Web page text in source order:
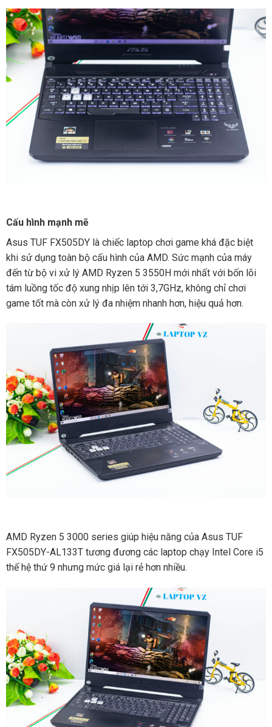
Cấu hình mạnh mẽ
Asus TUF FX505DY là chiếc laptop chơi game khá đặc biệt
khi sử dụng toàn bộ cấu hình của AMD. Sức mạnh của máy
đến từ bộ vi xử lý AMD Ryzen 5 3550H mới nhất với bốn lõi
tám luồng tốc độ xung nhịp lên tới 3,7GHz, không chỉ chơi
game tốt mà còn xử lý đa nhiệm nhanh hơn, hiệu quả hơn.
AMD Ryzen 5 3000 series giúp hiệu năng của Asus TUF
FX505DY-AL133T tương đương các laptop chạy Intel Core i5
thế hệ thứ 9 nhưng mức giá lại rẻ hơn nhiều.